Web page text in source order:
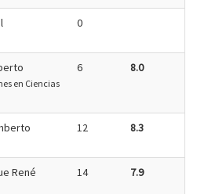
0
en Ciencias
6 8.0
12 8.3
René 14 7.9